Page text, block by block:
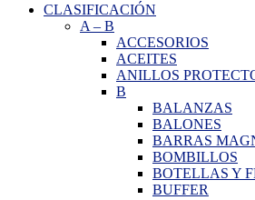
CLASIFICACIÓN
A – B
ACCESORIOS
ACEITES
ANILLOS
B
BALANZAS
BALONES
BARRAS
BOMBILLOS
BOTELLAS Y
BUFFER